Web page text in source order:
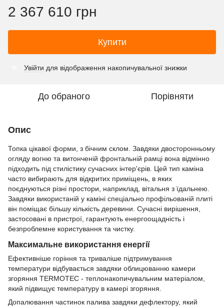
2 367 610 грн
Купити
Увійти для відображення накопичувальної знижки
До обраного Порівняти
Опис
Топка цікавої форми, з бічним склом. Завдяки двосторонньому
огляду вогню та витонченій фронтальній рамці вона відмінно
підходить під стилістику сучасних інтер'єрів. Цей тип каміна
часто вибирають для відкритих приміщень, в яких
поєднуються різні простори, наприклад, вітальня з їдальнею.
Завдяки використаній у каміні спеціально профільованій плиті
він поміщає більшу кількість деревини. Сучасні вирішення,
застосовані в пристрої, гарантують енергоощадність і
безпроблемне користування та чистку.
Максимальне використання енергії
Ефективніше горіння та триваліше підтримування
температури відбувається завдяки облицюванню камери
згоряння TERMOTEC - теплонакопичувальним матеріалом,
який підвищує температуру в камері згоряння.
Допалювання частинок палива завдяки дефлектору, який